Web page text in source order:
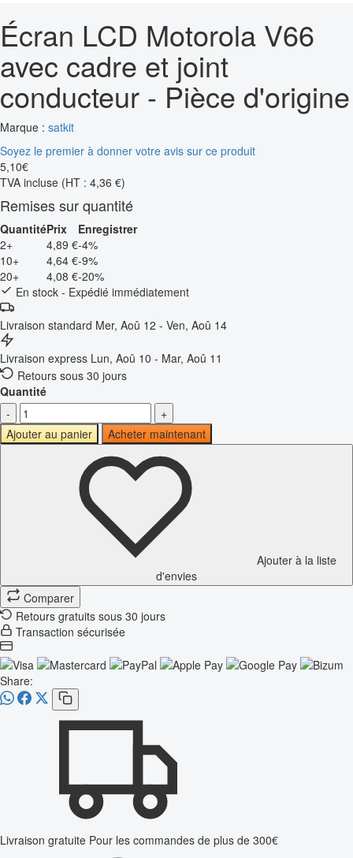
Écran LCD Motorola V66
avec cadre et joint
conducteur - Pièce d'origine
Marque : satkit
Soyez le premier à donner votre avis sur ce produit
5,10€
TVA incluse (HT : 4,36 €)
Remises sur quantité
QuantitéPrix
Enregistrer
2+
4,89 €-4%
10+
4,64 €-9%
20+
4,08 €-20%
En stock - Expédié immédiatement
Livraison standard Mer, Aoû 12 - Ven, Aoû 14
Livraison express Lun, Aoû 10 - Mar, Aoû 11
Retours sous 30 jours
Quantité
-
+
Ajouter au panier
Acheter maintenant
Ajouter à la liste
d'envies
Comparer
Retours gratuits sous 30 jours
Transaction sécurisée
Share:
Livraison gratuite Pour les commandes de plus de 300€